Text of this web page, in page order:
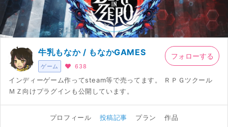
ゲーム
牛乳もなか / もなかGAMES
638
インディーゲーム作ってsteam等で売ってます。 ＲＰＧツクール
ＭＺ向けプラグインも公開しています。
フォローする
プロフィール 投稿記事 プラン 作品